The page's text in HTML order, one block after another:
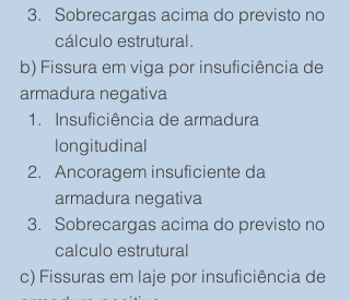
Sobrecargas acima do previsto no
cálculo estrutural.
b) Fissura em viga por insuficiência de
armadura negativa
Insuficiência de armadura
longitudinal
Ancoragem insuficiente da
armadura negativa
Sobrecargas acima do previsto no
calculo estrutural
c) Fissuras em laje por insuficiência de